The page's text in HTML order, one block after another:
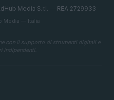
Media S.r.l. — REA 2729933
Media — Italia
con il supporto di strumenti digitali e
indipendenti.